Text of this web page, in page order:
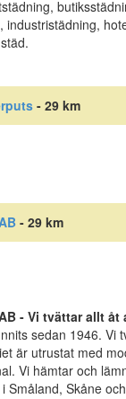
industristädning,
- 29 km
- 29 km
- Vi tvättar allt åt
sedan 1946. Vi
är utrustat med
Vi hämtar och
Småland, Skåne